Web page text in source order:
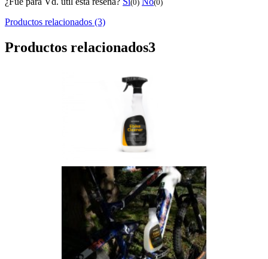
(0) (0)
Productos relacionados (3)
Productos relacionados3